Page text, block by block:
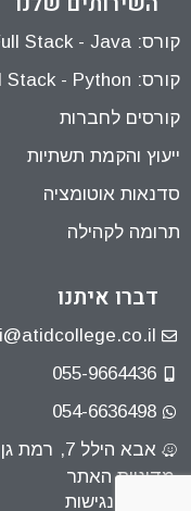
קורס: Full Stack - Java
קורס: Full Stack - Python
קורסים לחברות
ייעוץ והקמת תשתיות
סדנאות אוטומציה
תרומה לקהילה
דברו איתנו
055-9664436
054-6636498
אבא הילל 7, רמת גן
מדיניות האתר
הצהרת נגישות